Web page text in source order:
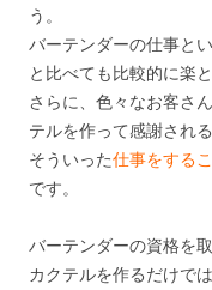
う。
バーテンダーの仕事と
と比べても比較的に楽
さらに、色々なお客さ
テルを作って感謝され
そういった仕事をする
です。
バーテンダーの資格を
カクテルを作るだけで